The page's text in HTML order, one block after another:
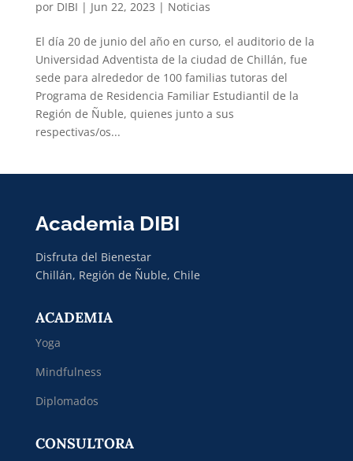
por DIBI | Jun 22, 2023 | Noticias
El día 20 de junio del año en curso, el auditorio de la
Universidad Adventista de la ciudad de Chillán, fue
sede para alrededor de 100 familias tutoras del
Programa de Residencia Familiar Estudiantil de la
Región de Ñuble, quienes junto a sus
respectivas/os...
Academia DIBI
Disfruta del Bienestar
Chillán, Región de Ñuble, Chile
ACADEMIA
Yoga
Mindfulness
Diplomados
CONSULTORA